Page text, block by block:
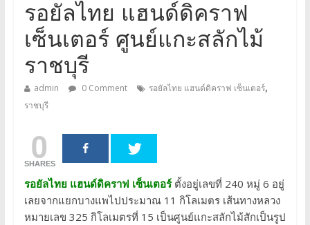
รอยัลไทย แฮนด์ดิคราฟ
เซ็นเตอร์ ศูนย์แกะสลักไม้
ราชบุรี
admin 0 Comment รอยัลไทย แฮนด์ดิคราฟ เซ็นเตอร์,
ราชบุรี
0
SHARES
รอยัลไทย แฮนด์ดิคราฟ เซ็นเตอร์ตั้งอยู่เลขที่ 240 หมู่ 6 อยู่
เลยจากแยกบางแพไปประมาณ 11 กิโลเมตร เส้นทางหลวง
หมายเลข 325 กิโลเมตรที่ 15 เป็นศูนย์แกะสลักไม้สักเป็นรูป